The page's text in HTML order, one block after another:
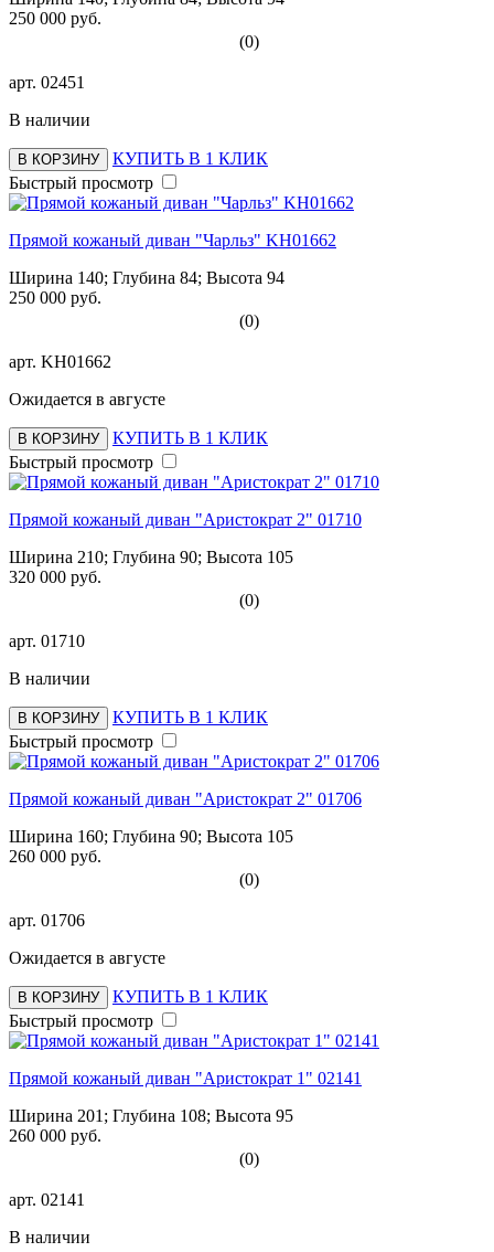
250 000 руб.
(0)
арт. 02451
В наличии
В КОРЗИНУ
КУПИТЬ В 1 КЛИК
Быстрый просмотр
Прямой кожаный диван "Чарльз" KH01662
Ширина 140; Глубина 84; Высота 94
250 000 руб.
(0)
арт. KH01662
Ожидается в августе
В КОРЗИНУ
КУПИТЬ В 1 КЛИК
Быстрый просмотр
Прямой кожаный диван "Аристократ 2" 01710
Ширина 210; Глубина 90; Высота 105
320 000 руб.
(0)
арт. 01710
В наличии
В КОРЗИНУ
КУПИТЬ В 1 КЛИК
Быстрый просмотр
Прямой кожаный диван "Аристократ 2" 01706
Ширина 160; Глубина 90; Высота 105
260 000 руб.
(0)
арт. 01706
Ожидается в августе
В КОРЗИНУ
КУПИТЬ В 1 КЛИК
Быстрый просмотр
Прямой кожаный диван "Аристократ 1" 02141
Ширина 201; Глубина 108; Высота 95
260 000 руб.
(0)
арт. 02141
В наличии